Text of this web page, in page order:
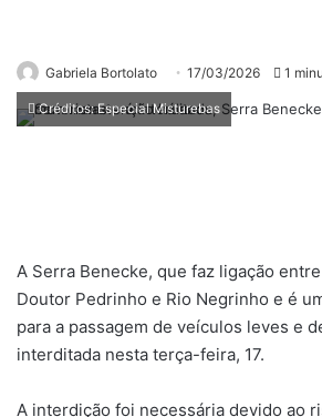
Gabriela Bortolato 17/03/2026 1
Créditos: Especial Misturebas
A Serra Benecke, que faz ligação
Doutor Pedrinho e Rio Negrinho e é
para a passagem de veículos leves e
interditada nesta terça-feira, 17.
A interdição foi necessária devido ao